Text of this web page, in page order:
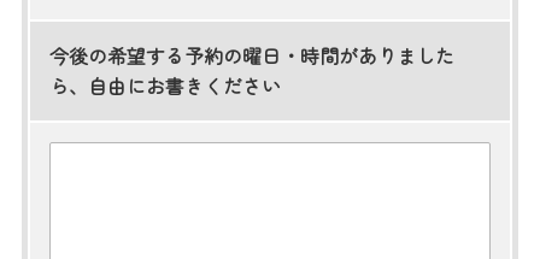
今後の希望する予約の曜日・時間がありました
ら、自由にお書きください